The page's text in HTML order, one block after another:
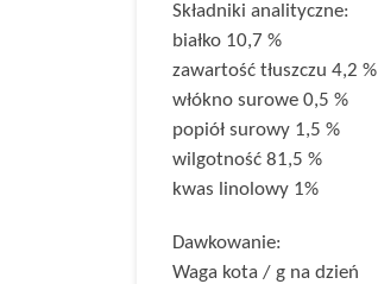
Składniki analityczne:
białko 10,7 %
zawartość tłuszczu 4,2 %
włókno surowe 0,5 %
popiół surowy 1,5 %
wilgotność 81,5 %
kwas linolowy 1%
Dawkowanie:
Waga kota / g na dzień